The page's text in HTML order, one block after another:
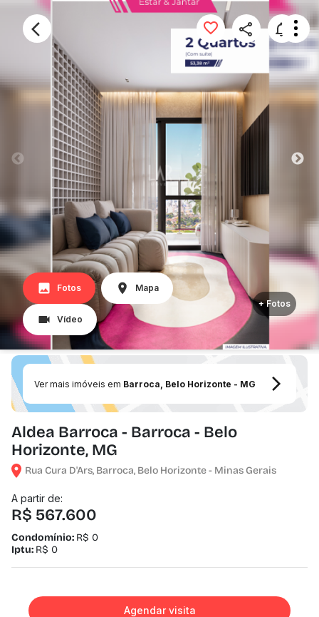
Fotos Mapa
Vídeo
+ Fotos
Ver mais imóveis em Barroca, Belo Horizonte - MG
Aldea Barroca - Barroca - Belo
Horizonte, MG
Rua Cura D'Ars, Barroca, Belo Horizonte - Minas Gerais
A partir de:
R$ 567.600
Condomínio: R$ 0
Iptu: R$ 0
Agendar visita